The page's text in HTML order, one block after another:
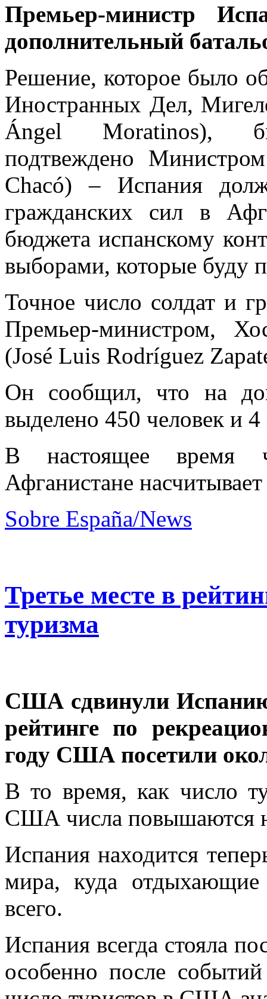
Премьер-министр
дополнительный
Решение, которое было
Иностранных Дел,
Ángel
подтвеждено
Chacó) – Испания
гражданских сил в
бюджета испанскому
выборами, которые буду
Точное число солдат и
Премьер-министром,
(José Luis Rodríguez
Он сообщил, что на
выделено 450 человек и
В настоящее время
Афганистане
Sobre España/News
Третье месте в
туризма
США сдвинули
рейтинге по
году США посетили
В то время, как число
США числа повышаются
Испания находится
мира, куда отдыхающие
всего.
Испания всегда стояла
особенно после